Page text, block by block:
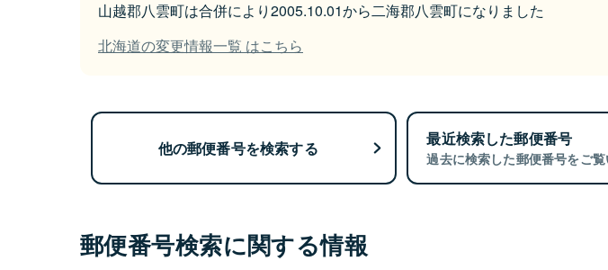
山越郡八雲町は合併により2005.10.01から二海郡八雲町になりました
北海道の変更情報一覧 はこちら
他の郵便番号を検索する 最近検索した郵便番号
過去に検索した郵便番号をご覧
郵便番号検索に関する情報